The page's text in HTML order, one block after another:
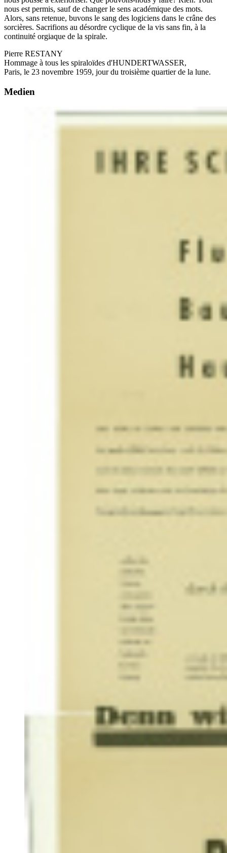
nous est permis, sauf de changer le sens académique des mots.
Alors, sans retenue, buvons le sang des logiciens dans le crâne des
sorcières. Sacrifions au désordre cyclique de la vis sans fin, à la
continuité orgiaque de la spirale.
Pierre RESTANY
Hommage à tous les spiraloïdes d'HUNDERTWASSER,
Paris, le 23 novembre 1959, jour du troisième quartier de la lune.
Medien